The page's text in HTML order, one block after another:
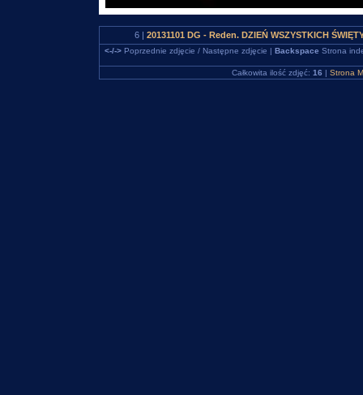
6 | 20131101 DG - Reden. DZIEŃ WSZYSTKICH
<-/->Poprzednie zdjęcie / Następne zdjęcie | Backspace Strona
Całkowita ilość zdjęć: 16 | Strona